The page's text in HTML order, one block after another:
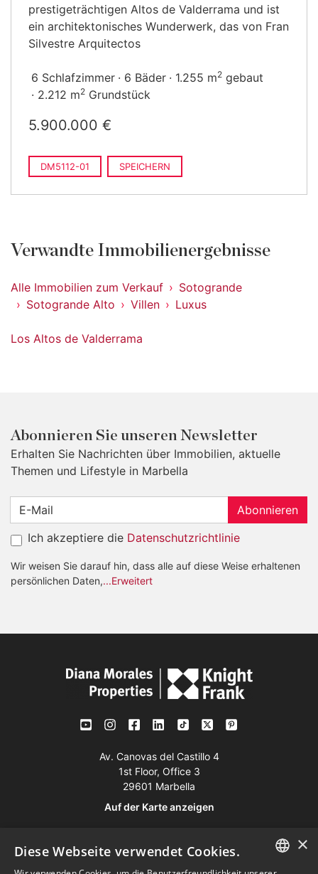
prestigeträchtigen Altos de Valderrama und ist
ein architektonisches Wunderwerk, das von Fran
Silvestre Arquitectos
6 Schlafzimmer 6 Bäder 1.255 m2 gebaut
2.212 m2 Grundstück
5.900.000 €
DM5112-01 SPEICHERN
Verwandte Immobilienergebnisse
Alle Immobilien zum Verkauf
Sotogrande
Sotogrande Alto
Villen Luxus
Los Altos de Valderrama
Abonnieren Sie unseren Newsletter
Erhalten Sie Nachrichten über Immobilien, aktuelle
Themen und Lifestyle in Marbella
Abonnieren
Ich akzeptiere die Datenschutzrichtlinie
Wir weisen Sie darauf hin, dass alle auf diese Weise erhaltenen
persönlichen Daten,...Erweitert
Av. Canovas del Castillo 4
1st Floor, Office 3
29601 Marbella
Auf der Karte anzeigen
Tel:+34 952 765 138
+34 601 636 766
×
Diese Webseite verwendet Cookies.